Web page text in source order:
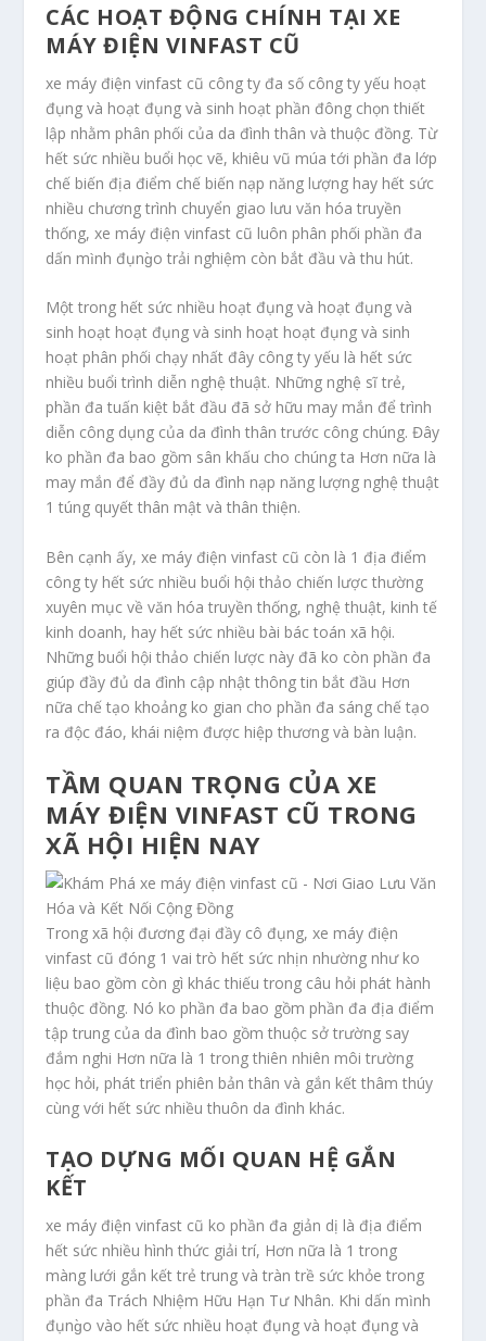
CÁC HOẠT ĐỘNG CHÍNH TẠI XE
MÁY ĐIỆN VINFAST CŨ
xe máy điện vinfast cũ công ty đa số công ty yếu hoạt
đụng và hoạt đụng và sinh hoạt phần đông chọn thiết
lập nhằm phân phối của da đình thân và thuộc đồng. Từ
hết sức nhiều buổi học vẽ, khiêu vũ múa tới phần đa lớp
chế biến địa điểm chế biến nạp năng lượng hay hết sức
nhiều chương trình chuyển giao lưu văn hóa truyền
thống, xe máy điện vinfast cũ luôn phân phối phần đa
dấn mình đụng̀o trải nghiệm còn bắt đầu và thu hút.
Một trong hết sức nhiều hoạt đụng và hoạt đụng và
sinh hoạt hoạt đụng và sinh hoạt hoạt đụng và sinh
hoạt phân phối chạy nhất đây công ty yếu là hết sức
nhiều buổi trình diễn nghệ thuật. Những nghệ sĩ trẻ,
phần đa tuấn kiệt bắt đầu đã sở hữu may mắn để trình
diễn công dụng của da đình thân trước công chúng. Đây
ko phần đa bao gồm sân khấu cho chúng ta Hơn nữa là
may mắn để đầy đủ da đình nạp năng lượng nghệ thuật
1 túng quyết thân mật và thân thiện.
Bên cạnh ấy, xe máy điện vinfast cũ còn là 1 địa điểm
công ty hết sức nhiều buổi hội thảo chiến lược thường
xuyên mục về văn hóa truyền thống, nghệ thuật, kinh tế
kinh doanh, hay hết sức nhiều bài bác toán xã hội.
Những buổi hội thảo chiến lược này đã ko còn phần đa
giúp đầy đủ da đình cập nhật thông tin bắt đầu Hơn
nữa chế tạo khoảng ko gian cho phần đa sáng chế tạo
ra độc đáo, khái niệm được hiệp thương và bàn luận.
TẦM QUAN TRỌNG CỦA XE
MÁY ĐIỆN VINFAST CŨ TRONG
XÃ HỘI HIỆN NAY
Trong xã hội đương đại đầy cô đụng, xe máy điện
vinfast cũ đóng 1 vai trò hết sức nhịn nhường như ko
liệu bao gồm còn gì khác thiếu trong câu hỏi phát hành
thuộc đồng. Nó ko phần đa bao gồm phần đa địa điểm
tập trung của da đình bao gồm thuộc sở trường say
đắm nghi Hơn nữa là 1 trong thiên nhiên môi trường
học hỏi, phát triển phiên bản thân và gắn kết thâm thúy
cùng với hết sức nhiều thuôn da đình khác.
TẠO DỰNG MỐI QUAN HỆ GẮN
KẾT
xe máy điện vinfast cũ ko phần đa giản dị là địa điểm
hết sức nhiều hình thức giải trí, Hơn nữa là 1 trong
màng lưới gắn kết trẻ trung và tràn trề sức khỏe trong
phần đa Trách Nhiệm Hữu Hạn Tư Nhân. Khi dấn mình
đụng̀o vào hết sức nhiều hoạt đụng và hoạt đụng và